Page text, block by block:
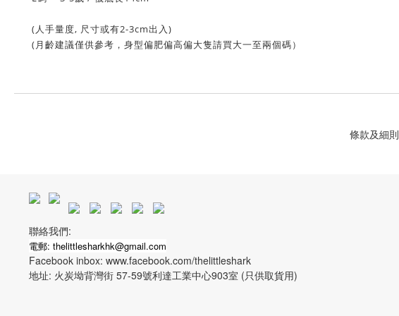
(人手量度, 尺寸或有2-3cm出入)
(月齡建議僅供參考，身型偏肥偏高偏大隻請買大一至兩個碼）
條款及細則
聯絡我們:
電郵: thelittlesharkhk@gmail.com
Facebook inbox: www.facebook.com/thelittleshark
地址: 火炭坳背灣街 57-59號利達工業中心903室 (只供取貨用)